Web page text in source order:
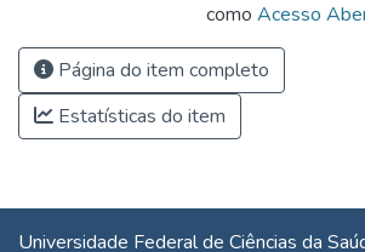
como Acesso
Página do item completo
Estatísticas do item
Universidade Federal de Ciências da